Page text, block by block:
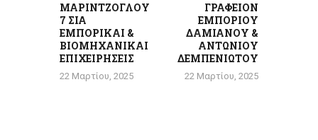
ΜΑΡΙΝΤΖΟΓΛΟΥ
7 ΣΙΑ
ΕΜΠΟΡΙΚΑΙ &
ΒΙΟΜΗΧΑΝΙΚΑΙ
ΕΠΙΧΕΙΡΗΣΕΙΣ
22 Μαρτίου, 2025
ΓΡΑΦΕΙΟΝ
ΕΜΠΟΡΙΟΥ
ΔΑΜΙΑΝΟΥ &
ΑΝΤΩΝΙΟΥ
ΔΕΜΠΕΝΙΩΤΟΥ
22 Μαρτίου, 2025